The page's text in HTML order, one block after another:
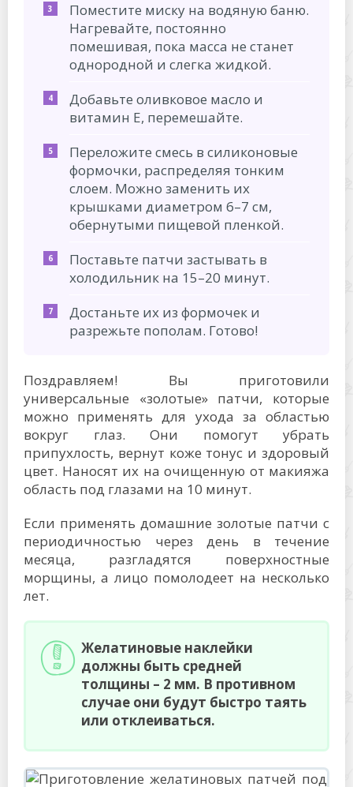
Поместите миску на водяную баню.
Нагревайте, постоянно
помешивая, пока масса не станет
однородной и слегка жидкой.
Добавьте оливковое масло и
витамин Е, перемешайте.
Переложите смесь в силиконовые
формочки, распределяя тонким
слоем. Можно заменить их
крышками диаметром 6–7 см,
обернутыми пищевой пленкой.
Поставьте патчи застывать в
холодильник на 15–20 минут.
Достаньте их из формочек и
разрежьте пополам. Готово!
Поздравляем! Вы приготовили
универсальные «золотые» патчи, которые
можно применять для ухода за областью
вокруг глаз. Они помогут убрать
припухлость, вернут коже тонус и здоровый
цвет. Наносят их на очищенную от макияжа
область под глазами на 10 минут.
Если применять домашние золотые патчи с
периодичностью через день в течение
месяца, разгладятся поверхностные
морщины, а лицо помолодеет на несколько
лет.
Желатиновые наклейки
должны быть средней
толщины – 2 мм. В противном
случае они будут быстро таять
или отклеиваться.